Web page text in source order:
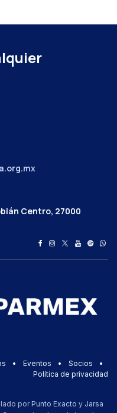
Centro, 27000
• Eventos • Socios
•
Política de privacidad
por Punto Exacto y Jarsa